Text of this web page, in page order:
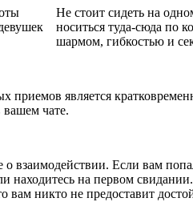
Не стоит сидеть на
носиться туда-сюда по
шармом, гибкостью и
приемов является
вашем чате.
о взаимодействии. Если вам
находитесь на первом
вам никто не предоставит